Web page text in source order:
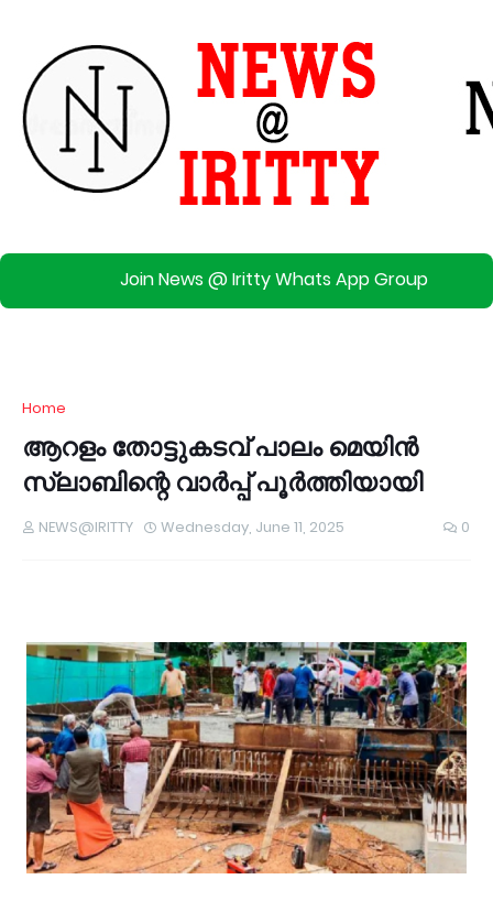
Join News @ Iritty Whats App Group
Home
ആറളം തോട്ടുകടവ് പാലം മെയിൻ
സ്ലാബിന്റെ വാർപ്പ് പൂർത്തിയായി
NEWS@IRITTY Wednesday, June 11, 2025 0